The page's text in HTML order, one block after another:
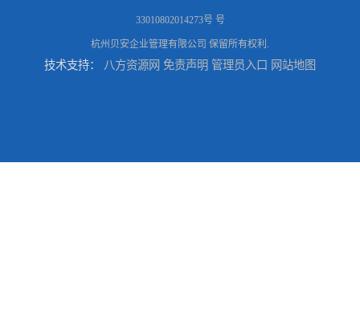
33010802014273号 号
杭州贝安企业管理有限公司 保留所有权利.
技术支持： 八方资源网 免责声明 管理员入口 网站地图